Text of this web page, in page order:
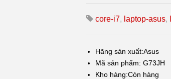
core-i7, laptop-asus,
Hãng sản xuất:Asus
Mã sản phẩm: G73JH
Kho hàng:Còn hàng